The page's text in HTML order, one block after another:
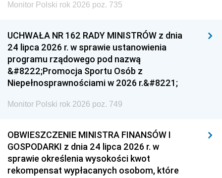
Monitor Polski rok 2026 poz. 735
UCHWAŁA NR 162 RADY MINISTRÓW z dnia
24 lipca 2026 r. w sprawie ustanowienia
programu rządowego pod nazwą
&#8222;Promocja Sportu Osób z
Niepełnosprawnościami w 2026 r.&#8221;
Monitor Polski rok 2026 poz. 749
OBWIESZCZENIE MINISTRA FINANSÓW I
GOSPODARKI z dnia 24 lipca 2026 r. w
sprawie określenia wysokości kwot
rekompensat wypłacanych osobom, które